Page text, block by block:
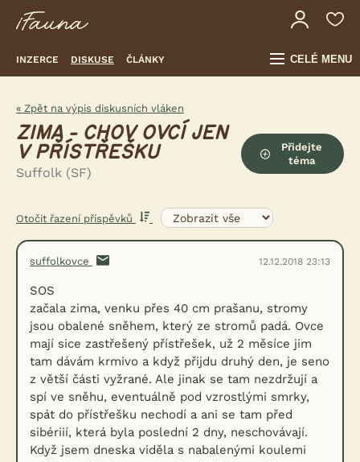
INZERCE DISKUSE ČLÁNKY CELÉ MENU
« Zpět na výpis diskusních vláken
ZIMA - CHOV OVCÍ JEN
V PŘÍSTŘEŠKU
Suffolk (SF)
Přidejte
téma
Otočit řazení příspěvků
suffolkovce 12.12.2018 23:13
SOS
začala zima, venku přes 40 cm prašanu, stromy
jsou obalené sněhem, který ze stromů padá. Ovce
mají sice zastřešený přístřešek, už 2 měsíce jim
tam dávám krmivo a když přijdu druhý den, je seno
z větší části vyžrané. Ale jinak se tam nezdržují a
spí ve sněhu, eventuálně pod vzrostlými smrky,
spát do přístřešku nechodí a ani se tam před
sibériií, která byla poslední 2 dny, neschovávají.
Když jsem dneska viděla s nabalenými koulemi